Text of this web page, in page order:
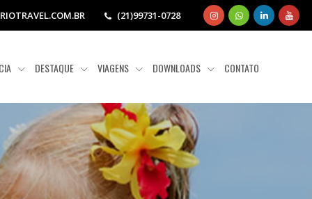
(21)99731-0728
DESTAQUE VIAGENS DOWNLOADS CONTATO